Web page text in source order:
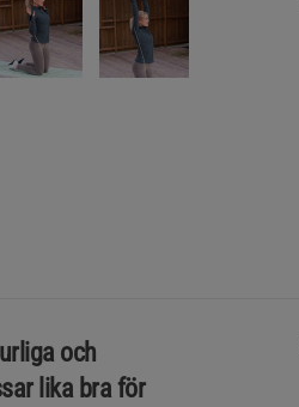
och
lika bra för